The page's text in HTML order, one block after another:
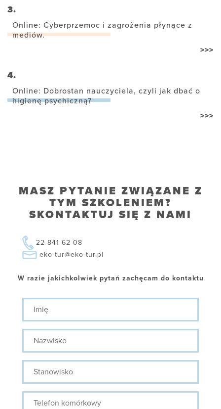
3.
Online: Cyberprzemoc i zagrożenia płynące z
mediów.
>>>
4.
Online: Dobrostan nauczyciela, czyli jak dbać o
higienę psychiczną?
>>>
MASZ PYTANIE ZWIĄZANE Z
TYM SZKOLENIEM?
SKONTAKTUJ SIĘ Z NAMI
22 841 62 08
eko-tur@eko-tur.pl
W razie jakichkolwiek pytań zachęcam do kontaktu
Imię
Nazwisko
Stanowisko
Telefon
komórkowy